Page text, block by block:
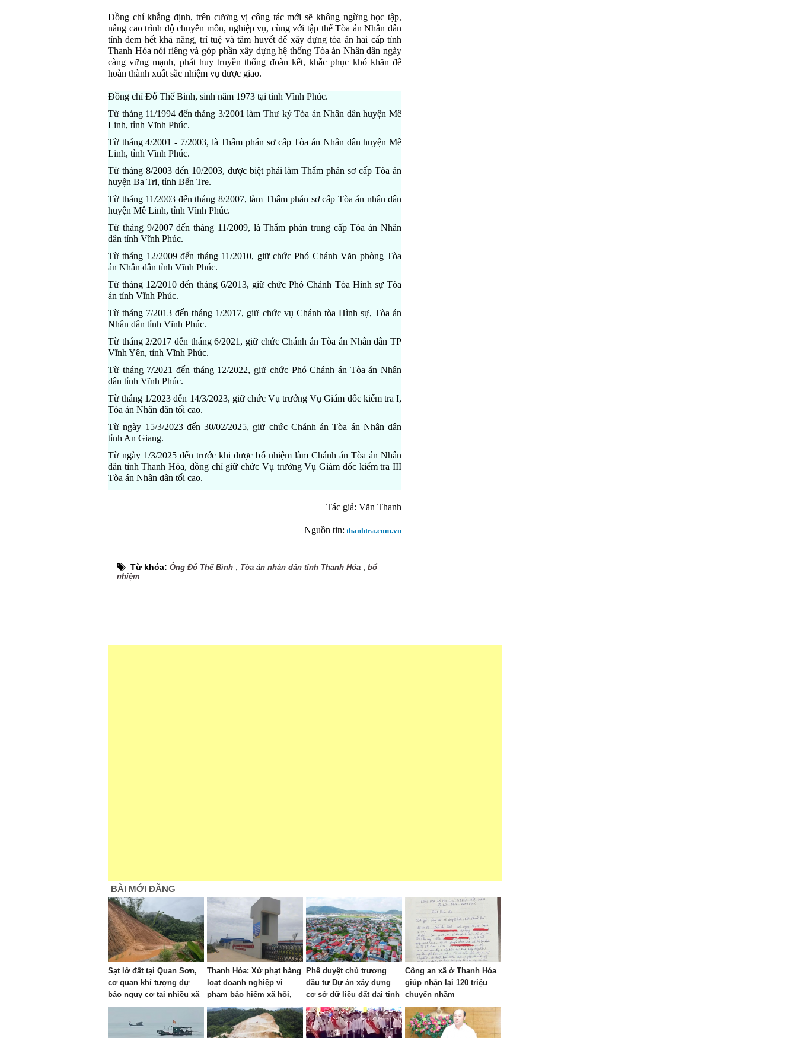
Đồng chí khẳng định, trên cương vị công tác mới sẽ không ngừng học tập,
nâng cao trình độ chuyên môn, nghiệp vụ, cùng với tập thể Tòa án Nhân dân
tỉnh đem hết khả năng, trí tuệ và tâm huyết để xây dựng tòa án hai cấp tỉnh
Thanh Hóa nói riêng và góp phần xây dựng hệ thống Tòa án Nhân dân ngày
càng vững mạnh, phát huy truyền thống đoàn kết, khắc phục khó khăn để
hoàn thành xuất sắc nhiệm vụ được giao.
Đồng chí Đỗ Thế Bình, sinh năm 1973 tại tỉnh Vĩnh Phúc.
Từ tháng 11/1994 đến tháng 3/2001 làm Thư ký Tòa án Nhân dân huyện Mê
Linh, tỉnh Vĩnh Phúc.
Từ tháng 4/2001 - 7/2003, là Thẩm phán sơ cấp Tòa án Nhân dân huyện Mê
Linh, tỉnh Vĩnh Phúc.
Từ tháng 8/2003 đến 10/2003, được biệt phải làm Thẩm phán sơ cấp Tòa án
huyện Ba Tri, tỉnh Bến Tre.
Từ tháng 11/2003 đến tháng 8/2007, làm Thẩm phán sơ cấp Tòa án nhân dân
huyện Mê Linh, tỉnh Vĩnh Phúc.
Từ tháng 9/2007 đến tháng 11/2009, là Thẩm phán trung cấp Tòa án Nhân
dân tỉnh Vĩnh Phúc.
Từ tháng 12/2009 đến tháng 11/2010, giữ chức Phó Chánh Văn phòng Tòa
án Nhân dân tỉnh Vĩnh Phúc.
Từ tháng 12/2010 đến tháng 6/2013, giữ chức Phó Chánh Tòa Hình sự Tòa
án tỉnh Vĩnh Phúc.
Từ tháng 7/2013 đến tháng 1/2017, giữ chức vụ Chánh tòa Hình sự, Tòa án
Nhân dân tỉnh Vĩnh Phúc.
Từ tháng 2/2017 đến tháng 6/2021, giữ chức Chánh án Tòa án Nhân dân TP
Vĩnh Yên, tỉnh Vĩnh Phúc.
Từ tháng 7/2021 đến tháng 12/2022, giữ chức Phó Chánh án Tòa án Nhân
dân tỉnh Vĩnh Phúc.
Từ tháng 1/2023 đến 14/3/2023, giữ chức Vụ trưởng Vụ Giám đốc kiểm tra I,
Tòa án Nhân dân tối cao.
Từ ngày 15/3/2023 đến 30/02/2025, giữ chức Chánh án Tòa án Nhân dân
tỉnh An Giang.
Từ ngày 1/3/2025 đến trước khi được bổ nhiệm làm Chánh án Tòa án Nhân
dân tỉnh Thanh Hóa, đồng chí giữ chức Vụ trưởng Vụ Giám đốc kiểm tra III
Tòa án Nhân dân tối cao.
Tác giả: Văn Thanh
Nguồn tin: thanhtra.com.vn
Từ khóa: Ông Đỗ Thế Bình Tòa án nhân dân tỉnh Thanh Hóa
bổ
nhiệm
BÀI MỚI ĐĂNG
Sạt lở đất tại Quan Sơn,
cơ quan khí tượng dự
báo nguy cơ tại nhiều xã
khác
Thanh Hóa: Xử phạt hàng
loạt doanh nghiệp vi
phạm bảo hiểm xã hội,
bảo hiểm y tế
Phê duyệt chủ trương
đầu tư Dự án xây dựng
cơ sở dữ liệu đất đai tỉnh
Thanh Hóa
Công an xã ở Thanh Hóa
giúp nhận lại 120 triệu
chuyển nhầm